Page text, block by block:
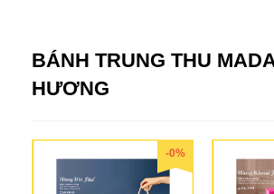
BÁNH TRUNG THU
HƯƠNG
-0%